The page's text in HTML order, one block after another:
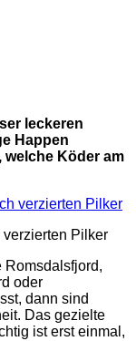
leckeren
Happen
Köder am
Pilker
Romsdalsfjord,
oder
dann sind
Das gezielte
ist erst einmal,